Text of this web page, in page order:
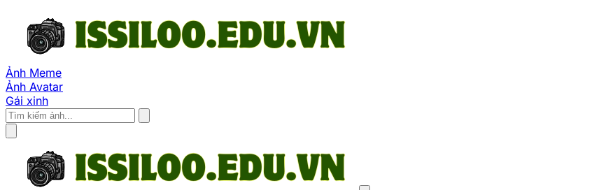
Ảnh Meme
Ảnh Avatar
Gái xinh